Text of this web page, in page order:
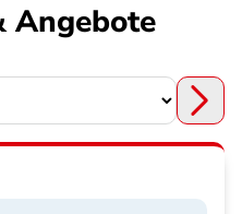
Angebote